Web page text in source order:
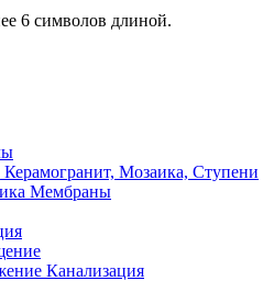
6 символов длиной.
Керамогранит, Мозаика, Ступени
Мембраны
Канализация